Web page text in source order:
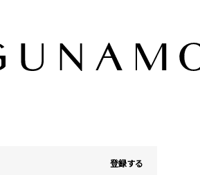
登録する